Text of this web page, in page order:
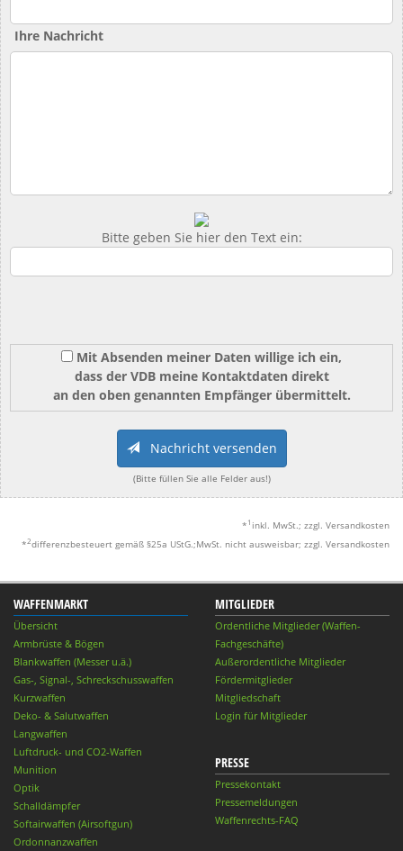
Ihre Nachricht
Bitte geben Sie hier den Text ein:
Mit Absenden meiner Daten willige ich ein,
dass der VDB meine Kontaktdaten direkt
an den oben genannten Empfänger übermittelt.
Nachricht versenden
(Bitte füllen Sie alle Felder aus!)
* 1 inkl. MwSt.; zzgl. Versandkosten
*2differenzbesteuert gemäß §25a UStG.;MwSt. nicht ausweisbar; zzgl. Versandkosten
WAFFENMARKT
Übersicht
Armbrüste & Bögen
Blankwaffen (Messer u.ä.)
Gas-, Signal-, Schreckschusswaffen
Kurzwaffen
Deko- & Salutwaffen
Langwaffen
Luftdruck- und CO2-Waffen
Munition
Optik
Schalldämpfer
Softairwaffen (Airsoftgun)
Ordonnanzwaffen
MITGLIEDER
Ordentliche Mitglieder (Waffen-
Fachgeschäfte)
Außerordentliche Mitglieder
Fördermitglieder
Mitgliedschaft
Login für Mitglieder
PRESSE
Pressekontakt
Pressemeldungen
Waffenrechts-FAQ